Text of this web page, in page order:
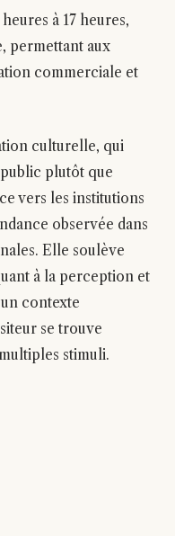
à 17 heures,
permettant aux
commerciale et
culturelle, qui
plutôt que
vers les institutions
observée dans
Elle soulève
à la perception et
contexte
se trouve
stimuli.